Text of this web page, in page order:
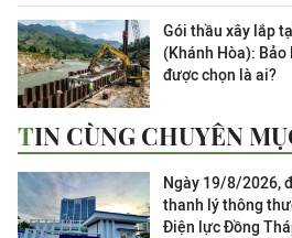
Gói thầu xây lắp
(Khánh Hòa):
được chọn là ai?
TIN CÙNG CHUYÊN
Ngày 19/8/2026,
thanh lý thông
Điện lực Đồng